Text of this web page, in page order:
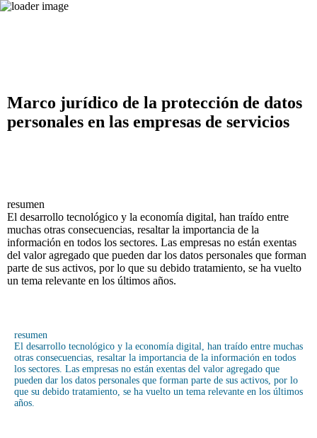
Marco jurídico de la protección de datos
personales en las empresas de servicios
resumen
El desarrollo tecnológico y la economía digital, han traído entre
muchas otras consecuencias, resaltar la importancia de la
información en todos los sectores. Las empresas no están exentas
del valor agregado que pueden dar los datos personales que forman
parte de sus activos, por lo que su debido tratamiento, se ha vuelto
un tema relevante en los últimos años.
resumen
El desarrollo tecnológico y la economía digital, han traído entre muchas
otras consecuencias, resaltar la importancia de la información en todos
los sectores. Las empresas no están exentas del valor agregado que
pueden dar los datos personales que forman parte de sus activos, por lo
que su debido tratamiento, se ha vuelto un tema relevante en los últimos
años.